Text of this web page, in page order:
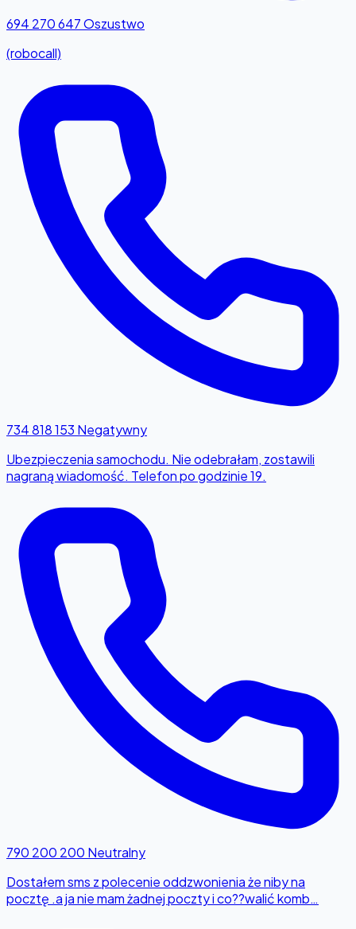
694 270 647Oszustwo
(robocall)
734 818 153 Negatywny
Ubezpieczenia samochodu. Nie odebrałam, zostawili
nagraną wiadomość. Telefon po godzinie 19.
790 200 200 Neutralny
Dostałem sms z polecenie oddzwonienia że niby na
pocztę .a ja nie mam żadnej poczty i co??walić komb…